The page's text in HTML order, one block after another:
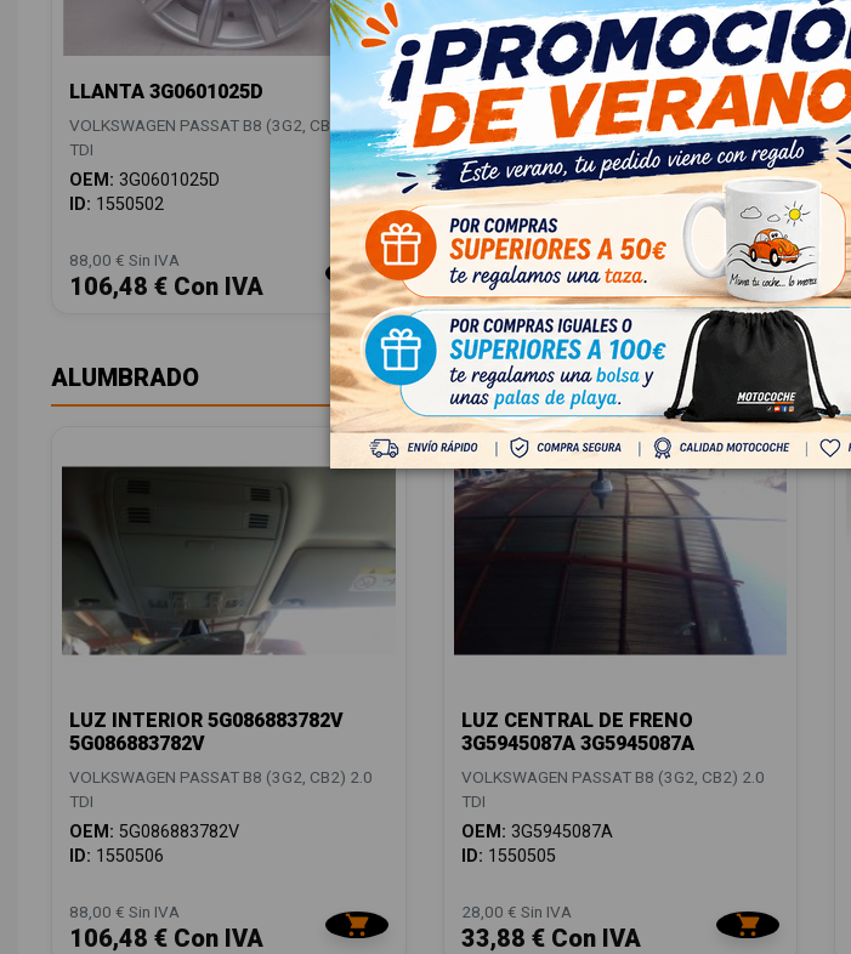
LLANTA 3G0601025D
VOLKSWAGEN PASSAT B8 (3G2, CB2) 2.0
TDI
OEM: 3G0601025D
ID: 1550502
88,00 € Sin IVA
106,48 € Con IVA
ANTENA 5Q0035507N
5Q0035507N
VOLKSWAGEN PASSAT B8 (3G2, CB2) 2.0
TDI
OEM:5Q0035507N
ID:1550404
28,00 € Sin IVA
33,88 € Con IVA
ALUMBRADO
LUZ INTERIOR 5G086883782V
5G086883782V
VOLKSWAGEN PASSAT B8 (3G2, CB2) 2.0
TDI
OEM: 5G086883782V
ID: 1550506
88,00 € Sin IVA
106,48 € Con IVA
LUZ CENTRAL DE FRENO
3G5945087A 3G5945087A
VOLKSWAGEN PASSAT B8 (3G2, CB2) 2.0
TDI
OEM: 3G5945087A
ID: 1550505
28,00 € Sin IVA
33,88 € Con IVA